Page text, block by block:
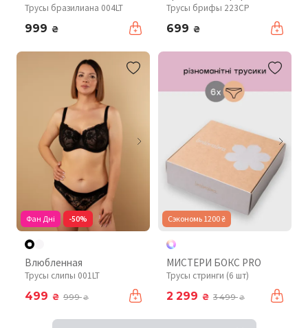
Трусы бразилиана 004LT
999 ₴
Трусы брифы 223CP
699 ₴
Фан Дні -50%
Влюбленная
Трусы слипы 001LT
499 ₴ 999₴
Сэкономь 1200 ₴
МИСТЕРИ БОКС PRO
Трусы стринги (6 шт)
2 299 ₴ 3 499₴